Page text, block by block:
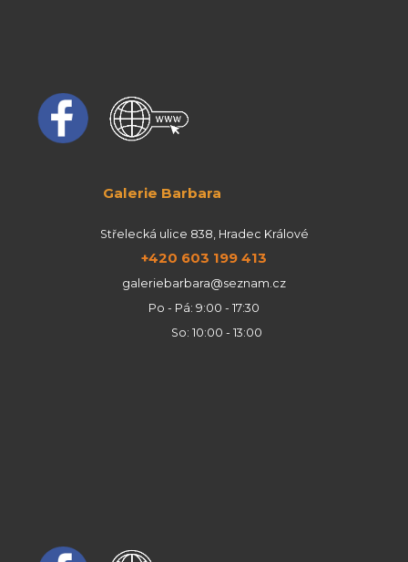
Galerie Barbara
Střelecká ulice 838, Hradec Králové
+420 603 199 413
galeriebarbara@seznam.cz
Po - Pá: 9:00 - 17:30
So: 10:00 - 13:00